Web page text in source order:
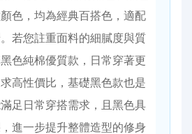
色，均為經典百搭色，適配
若您註重面料的細膩度與質
色純棉優質款，日常穿著更
高性價比，基礎黑色款也是
足日常穿搭需求，且黑色具
進一步提升整體造型的修身